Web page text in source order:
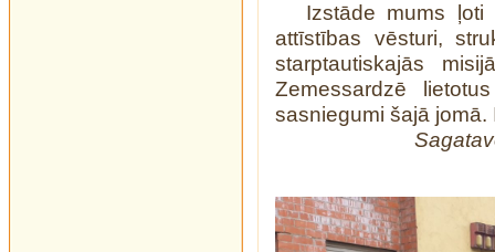
Izstāde mums ļoti
attīstības vēsturi,
starptautiskajās
Zemessardzē
sasniegumi šajā